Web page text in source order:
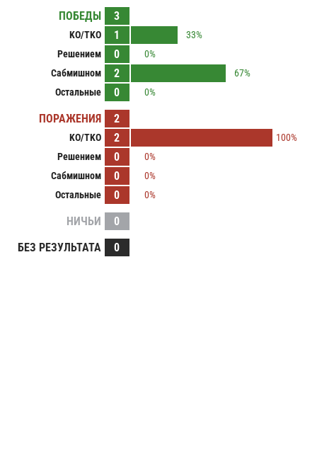
ПОБЕДЫ
3
KO/TKO 1
33%
Решением
0
0%
Сабмишном
2
67%
Остальные
0 0%
ПОРАЖЕНИЯ 2
KO/TKO 2
100%
Решением
0
0%
Сабмишном
0
0%
Остальные
0 0%
НИЧЬИ
0
БЕЗ РЕЗУЛЬТАТА
0